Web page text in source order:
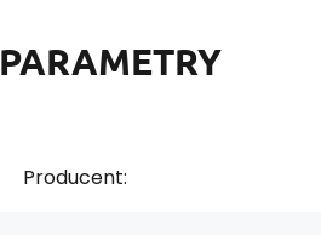
PARAMETRY
Producent: